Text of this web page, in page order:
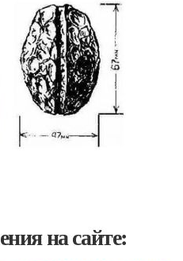
на сайте: